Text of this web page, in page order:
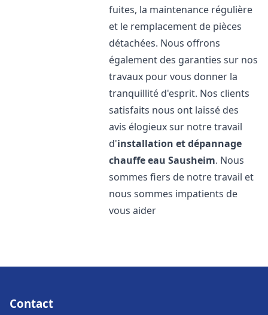
fuites, la maintenance régulière
et le remplacement de pièces
détachées. Nous offrons
également des garanties sur nos
travaux pour vous donner la
tranquillité d'esprit. Nos clients
satisfaits nous ont laissé des
avis élogieux sur notre travail
d'installation et dépannage
chauffe eau Sausheim. Nous
sommes fiers de notre travail et
nous sommes impatients de
vous aider
Contact